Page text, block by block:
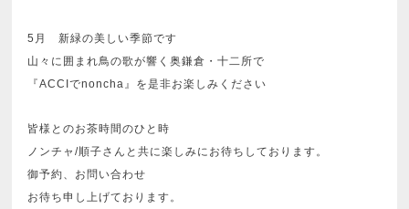
5月 新緑の美しい季節です
山々に囲まれ鳥の歌が響く奥鎌倉・十二所で
『ACCIでnoncha』を是非お楽しみください
皆様とのお茶時間のひと時
ノンチャ/順子さんと共に楽しみにお待ちしております。
御予約、お問い合わせ
お待ち申し上げております。